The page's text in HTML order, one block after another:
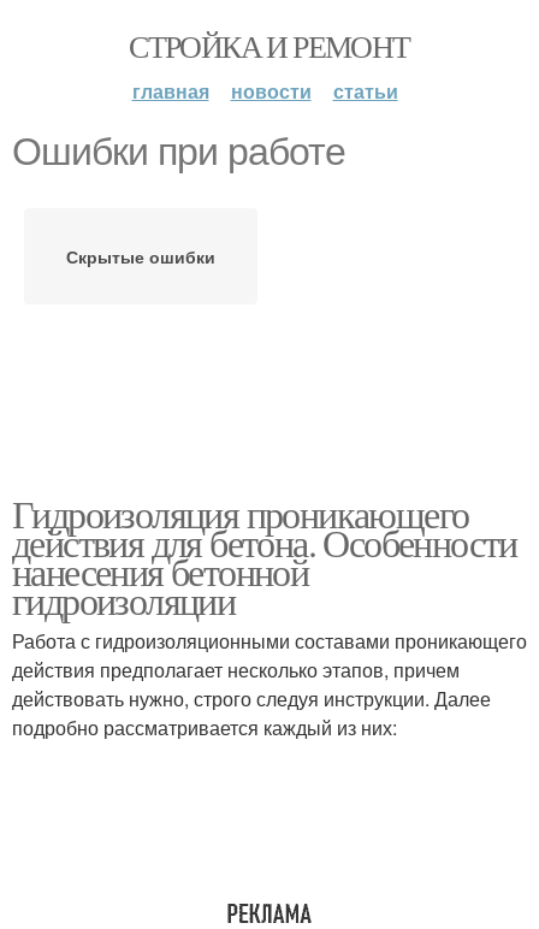
СТРОЙКА И РЕМОНТ
главная новости статьи
Ошибки при работе
Скрытые ошибки
Гидроизоляция проникающего
действия для бетона. Особенности
нанесения бетонной
гидроизоляции
Работа с гидроизоляционными составами проникающего
действия предполагает несколько этапов, причем
действовать нужно, строго следуя инструкции. Далее
подробно рассматривается каждый из них: